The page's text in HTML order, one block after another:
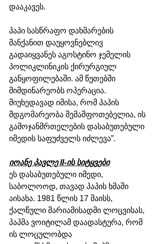
დააკავეს.
პაპი სასწრაფო დახმარების
მანქანით დაუყოვნებლივ
გადაიყვანეს აგოსტინო ჯემელის
პოლიკლინიკის ქირურგიულ
განყოფილებაში. ამ წუთებში
მიმდინარეობს ოპერაცია.
მიუხედავად იმისა, რომ პაპის
მდგომარეობა შემაშფოთებელია, ის
გამოჯანმრთელების დასაბუთებული
იმედის საფუძველს იძლევა”.
იოანე პავლე II-ის სიტყვები
ეს დასაბუთებული იმედი,
საბოლოოდ, თავად პაპის ხმაში
აისახა. 1981 წლის 17 მაისს,
ქალწული მარიამისადმი ლოცვისას,
პაპმა ვოიტილამ დაადასტურა, რომ
ის ლოცულობდა